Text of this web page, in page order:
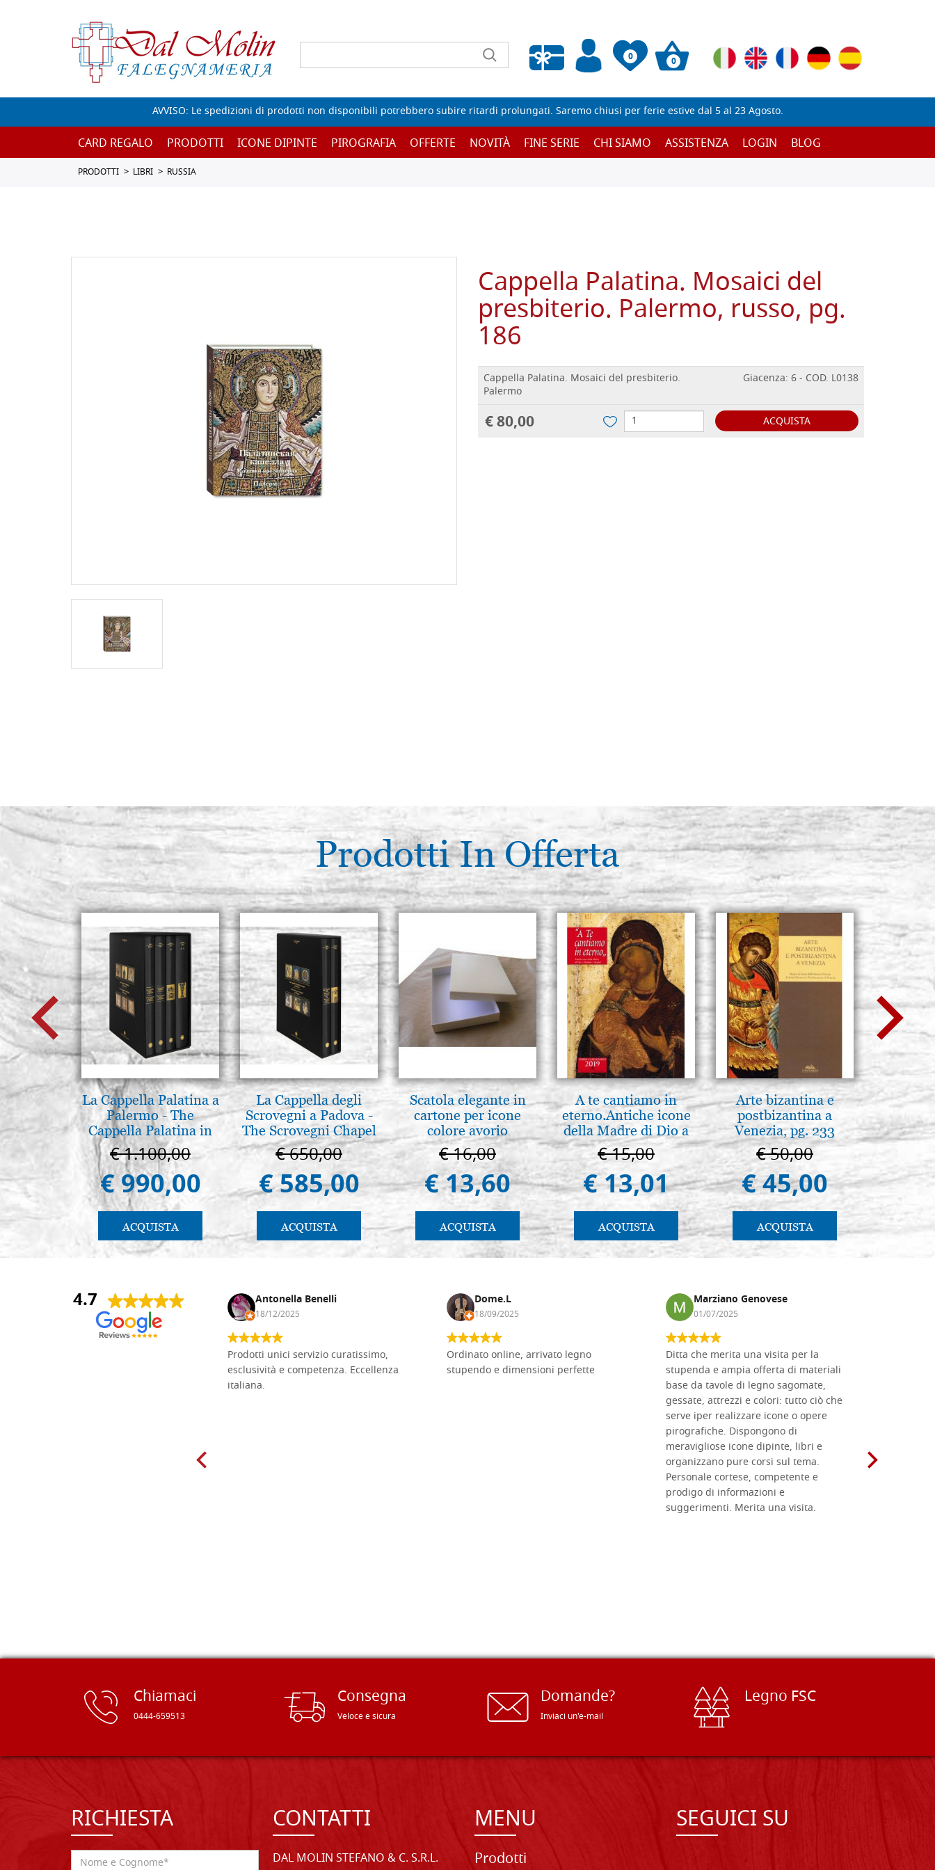
0
Wishlist vuota
0
AVVISO: Le spedizioni di prodotti non disponibili potrebbero subire ritardi prolungati. Saremo chiusi per ferie estive dal 5 al 23 Agosto.
CARD REGALO PRODOTTI ICONE DIPINTE PIROGRAFIA OFFERTE NOVITÀ FINE SERIE CHI SIAMO ASSISTENZA LOGIN BLOG
PRODOTTI LIBRI RUSSIA
Cappella Palatina. Mosaici del
presbiterio. Palermo, russo, pg.
186
Cappella Palatina. Mosaici del presbiterio.
Palermo
Giacenza: 6 - COD. L0138
€ 80,00 ACQUISTA
Prodotti In Offerta
La Cappella Palatina a
Palermo - The
Cappella Palatina in
Palermo
€ 1.100,00
€ 990,00
ACQUISTA
La Cappella degli
Scrovegni a Padova -
The Scrovegni Chapel
in Padua
€ 650,00
€ 585,00
ACQUISTA
Scatola elegante in
cartone per icone
colore avorio
€ 16,00
€ 13,60
ACQUISTA
A te cantiamo in
eterno.Antiche icone
della Madre di Dio a
Vladimir e Suzdal
(libro-cal. 2019)
€ 15,00
€ 13,01
ACQUISTA
Arte bizantina e
postbizantina a
Venezia, pg. 233
€ 50,00
€ 45,00
ACQUISTA
Luce
€
4.7
Andrea Monguzzi Antonella Benelli
18/12/2025
Prodotti unici servizio curatissimo,
esclusività e competenza. Eccellenza
italiana.
Dome.L
18/09/2025
Ordinato online, arrivato legno
stupendo e dimensioni perfette
Marziano Genovese
01/07/2025
Ditta che merita una visita per la
stupenda e ampia offerta di materiali
base da tavole di legno sagomate,
gessate, attrezzi e colori: tutto ciò che
serve iper realizzare icone o opere
pirografiche. Dispongono di
meravigliose icone dipinte, libri e
organizzano pure corsi sul tema.
Personale cortese, competente e
prodigo di informazioni e
suggerimenti. Merita una visita.
Chiamaci
0444-659513
Consegna
Veloce e sicura
Domande?
Inviaci un'e-mail
Legno FSC
RICHIESTA CONTATTI
DAL MOLIN STEFANO & C. S.R.L.
MENU
Prodotti
SEGUICI SU